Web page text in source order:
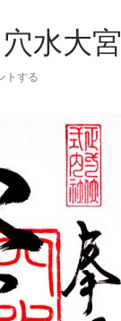
水大宮
トする